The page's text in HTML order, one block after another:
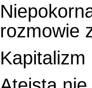
rozmowie
Kapitalizm